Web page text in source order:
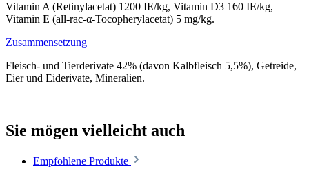
Vitamin A (Retinylacetat) 1200 IE/kg, Vitamin D3 160 IE/kg,
Vitamin E (all-rac-α-Tocopherylacetat) 5 mg/kg.
Zusammensetzung
Fleisch- und Tierderivate 42% (davon Kalbfleisch 5,5%), Getreide,
Eier und Eiderivate, Mineralien.
Sie mögen vielleicht auch
Empfohlene Produkte